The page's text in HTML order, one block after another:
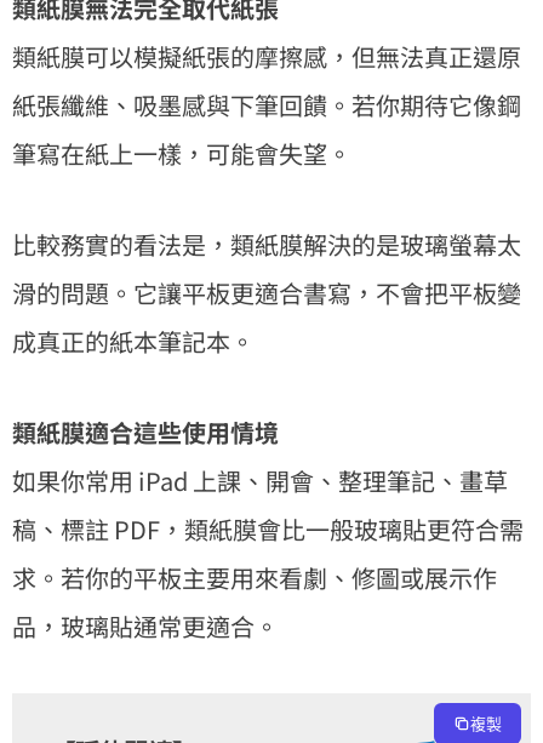
類紙膜無法完全取代紙張
類紙膜可以模擬紙張的摩擦感，但無法真正還原
紙張纖維、吸墨感與下筆回饋。若你期待它像鋼
筆寫在紙上一樣，可能會失望。
比較務實的看法是，類紙膜解決的是玻璃螢幕太
滑的問題。它讓平板更適合書寫，不會把平板變
成真正的紙本筆記本。
類紙膜適合這些使用情境
如果你常用 iPad 上課、開會、整理筆記、畫草
稿、標註 PDF，類紙膜會比一般玻璃貼更符合需
求。若你的平板主要用來看劇、修圖或展示作
品，玻璃貼通常更適合。
複製